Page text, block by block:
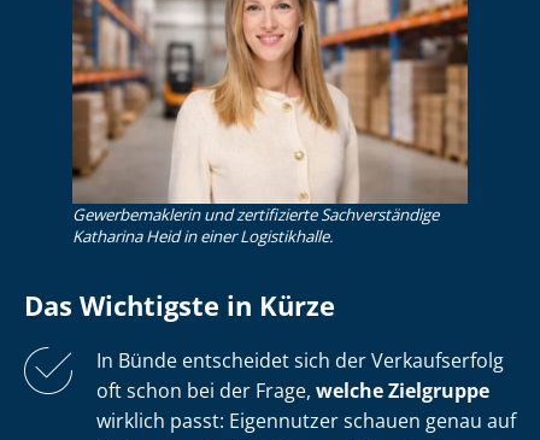
Gewerbemaklerin und zertifizierte Sachverständige
Katharina Heid in einer Logistikhalle.
Das Wichtigste in Kürze
In Bünde entscheidet sich der Verkaufserfolg
oft schon bei der Frage, welche Zielgruppe
wirklich passt: Eigennutzer schauen genau auf